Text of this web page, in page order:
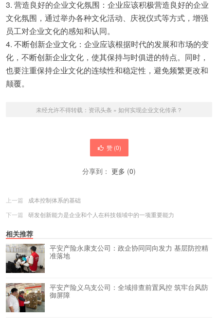
3. 营造良好的企业文化氛围：企业应该积极营造良好的企业
文化氛围，通过举办各种文化活动、庆祝仪式等方式，增强
员工对企业文化的感知和认同。
4. 不断创新企业文化：企业应该根据时代的发展和市场的变
化，不断创新企业文化，使其保持与时俱进的特点。同时，
也要注重保持企业文化的连续性和稳定性，避免频繁更改和
颠覆。
未经允许不得转载： 资讯头条 » 如何实现企业文化传承？
赞 (0)
分享到： 更多 (0)
上一篇
成本控制体系的基础
下一篇
研发创新能力是企业和个人在科技领域中的一项重要能力
相关推荐
平安产险永康支公司：政企协同同向发力 基层防控精
准落地
平安产险义乌支公司：全域排查前置风控 筑牢台风防
御屏障